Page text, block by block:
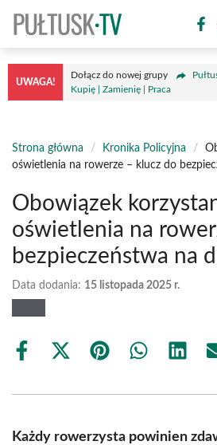
treści
UWAGA!
Dołącz do nowej grupy
Kupię | Zamienię | Praca
Strona główna / Kronika Policyjna /
oświetlenia na rowerze – klucz do
Obowiązek
oświetlenia na
bezpieczeństwa na
Data dodania: 15 listopada 2025 r.
Share
Share
(Twitter)
Share Share Share
Każdy rowerzysta powinien